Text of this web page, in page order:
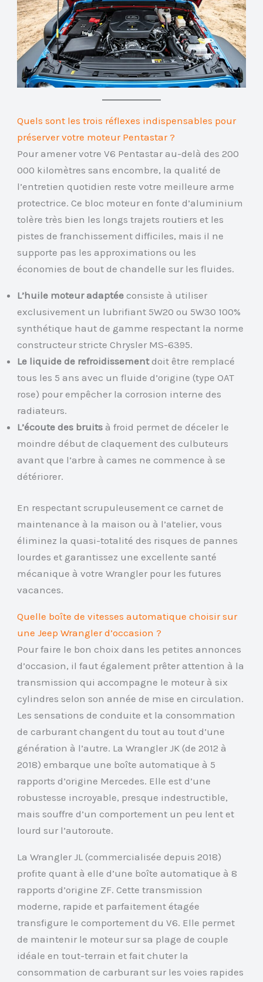
Quels sont les trois réflexes indispensables pour
préserver votre moteur Pentastar ?
Pour amener votre V6 Pentastar au-delà des 200
000 kilomètres sans encombre, la qualité de
l’entretien quotidien reste votre meilleure arme
protectrice. Ce bloc moteur en fonte d’aluminium
tolère très bien les longs trajets routiers et les
pistes de franchissement difficiles, mais il ne
supporte pas les approximations ou les
économies de bout de chandelle sur les fluides.
L’huile moteur adaptée consiste à utiliser
exclusivement un lubrifiant 5W20 ou 5W30 100%
synthétique haut de gamme respectant la norme
constructeur stricte Chrysler MS-6395.
Le liquide de refroidissementdoit être remplacé
tous les 5 ans avec un fluide d’origine (type OAT
rose) pour empêcher la corrosion interne des
radiateurs.
L’écoute des bruits à froid permet de déceler le
moindre début de claquement des culbuteurs
avant que l’arbre à cames ne commence à se
détériorer.
En respectant scrupuleusement ce carnet de
maintenance à la maison ou à l’atelier, vous
éliminez la quasi-totalité des risques de pannes
lourdes et garantissez une excellente santé
mécanique à votre Wrangler pour les futures
vacances.
Quelle boîte de vitesses automatique choisir sur
une Jeep Wrangler d’occasion ?
Pour faire le bon choix dans les petites annonces
d’occasion, il faut également prêter attention à la
transmission qui accompagne le moteur à six
cylindres selon son année de mise en circulation.
Les sensations de conduite et la consommation
de carburant changent du tout au tout d’une
génération à l’autre. La Wrangler JK (de 2012 à
2018) embarque une boîte automatique à 5
rapports d’origine Mercedes. Elle est d’une
robustesse incroyable, presque indestructible,
mais souffre d’un comportement un peu lent et
lourd sur l’autoroute.
La Wrangler JL (commercialisée depuis 2018)
profite quant à elle d’une boîte automatique à 8
rapports d’origine ZF. Cette transmission
moderne, rapide et parfaitement étagée
transfigure le comportement du V6. Elle permet
de maintenir le moteur sur sa plage de couple
idéale en tout-terrain et fait chuter la
consommation de carburant sur les voies rapides